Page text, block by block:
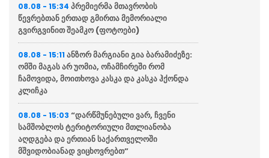
08.08 - 15:34 პრემიერმა მთავრობის
წევრებთან ერთად გმირთა მემორიალი
გვირგვინით შეამკო (ფოტოები)
08.08 - 15:11 ანზორ მარგიანი გია ბარამიძეზე:
ომში მაგას არ უომია, ოჩამჩირეში რომ
ჩამოვიდა, მოითხოვა კასკა და კასკა ჰქონდა
კლიჩკა
08.08 - 15:03 “დარწმუნებული ვარ, ჩვენი
სამშობლოს ტერიტორიული მთლიანობა
აღდგება და ერთიან საქართველოში
მშვიდობიანად ვიცხოვრებთ”